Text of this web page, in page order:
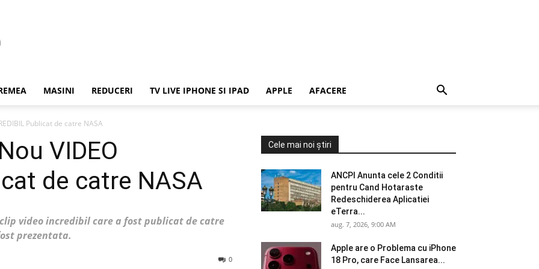
MASINI REDUCERI TV LIVE IPHONE SI IPAD APPLE AFACERE
Publicat de catre NASA
VIDEO
de catre NASA
video incredibil care a fost publicat de catre
prezentata.
0
Cele mai noi știri
ANCPI Anunta cele 2 Conditii
pentru Cand Hotaraste
Redeschiderea Aplicatiei
eTerra...
aug. 7, 2026, 9:00 AM
Apple are o Problema cu iPhone
18 Pro, care Face Lansarea...